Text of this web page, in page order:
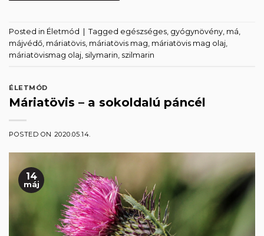
Posted in Életmód Tagged egészséges, gyógynövény, má,
májvédő, máriatövis, máriatövis mag, máriatövis mag olaj,
máriatövismag olaj, silymarin, szilmarin
ÉLETMÓD
Máriatövis – a sokoldalú páncél
POSTED ON 2020.05.14.
14
máj